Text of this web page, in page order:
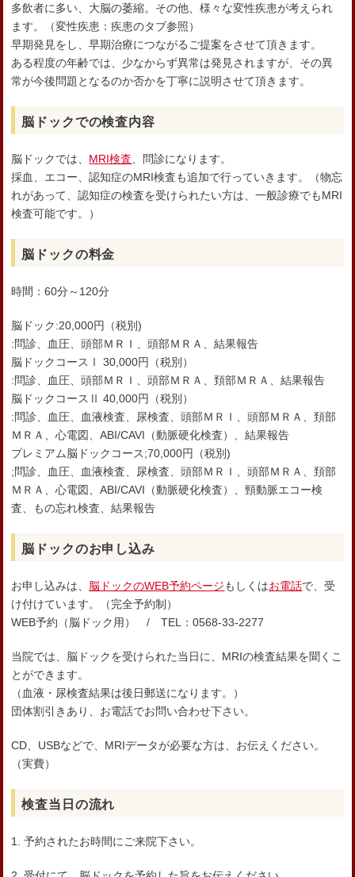
多飲者に多い、大脳の萎縮。その他、様々な変性疾患が考えられ
ます。（変性疾患：疾患のタブ参照）
早期発見をし、早期治療につながるご提案をさせて頂きます。
ある程度の年齢では、少なからず異常は発見されますが、その異
常が今後問題となるのか否かを丁寧に説明させて頂きます。
脳ドックでの検査内容
脳ドックでは、 MRI検査 、問診になります。
採血、エコー、認知症のMRI検査も追加で行っていきます。（物忘
れがあって、認知症の検査を受けられたい方は、一般診療でもMRI
検査可能です。）
脳ドックの料金
時間：60分～120分
脳ドック:20,000円（税別)
:問診、血圧、頭部ＭＲＩ、頭部ＭＲＡ、結果報告
脳ドックコースⅠ 30,000円（税別）
:問診、血圧、頭部ＭＲＩ、頭部ＭＲＡ、頚部ＭＲＡ、結果報告
脳ドックコースⅡ 40,000円（税別）
:問診、血圧、血液検査、尿検査、頭部ＭＲＩ、頭部ＭＲＡ、頚部
ＭＲＡ、心電図、ABI/CAVI（動脈硬化検査）、結果報告
プレミアム脳ドックコース;70,000円（税別)
;問診、血圧、血液検査、尿検査、頭部ＭＲＩ、頭部ＭＲＡ、頚部
ＭＲＡ、心電図、ABI/CAVI（動脈硬化検査）、頸動脈エコー検
査、もの忘れ検査、結果報告
脳ドックのお申し込み
お申し込みは、 脳ドックのWEB予約ページもしくはお電話で、受
け付けています。（完全予約制）
WEB予約（脳ドック用） / TEL：0568-33-2277
当院では、脳ドックを受けられた当日に、MRIの検査結果を聞くこ
とができます。
（血液・尿検査結果は後日郵送になります。）
団体割引きあり、お電話でお問い合わせ下さい。
CD、USBなどで、MRIデータが必要な方は、お伝えください。
（実費）
検査当日の流れ
1. 予約されたお時間にご来院下さい。